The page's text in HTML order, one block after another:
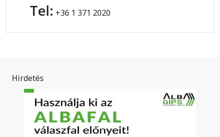
Tel: +36 1 371 2020
Hirdetés